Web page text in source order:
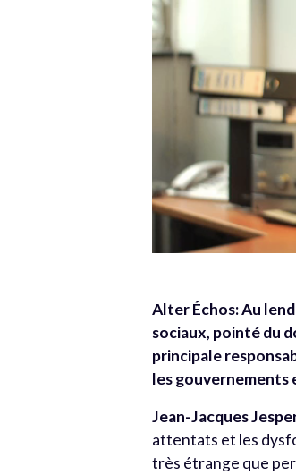
Alter Échos: Au
sociaux, pointé du
principale
les gouvernements
Jean-Jacques
attentats et les
très étrange que